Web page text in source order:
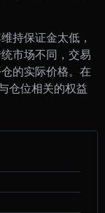
持保证金太低，
市场不同，交易
的实际价格。在
仓位相关的权益